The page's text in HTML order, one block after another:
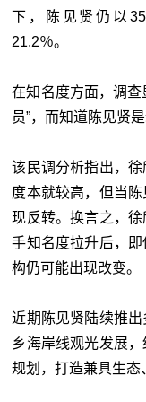
下，陈见贤仍以
21.2％。
在知名度方面，调查
员”，而知道陈见贤
该民调分析指出，
度本就较高，但当
现反转。换言之，
手知名度拉升后，
构仍可能出现改变。
近期陈见贤陆续推
乡海岸线观光发展
规划，打造兼具生态